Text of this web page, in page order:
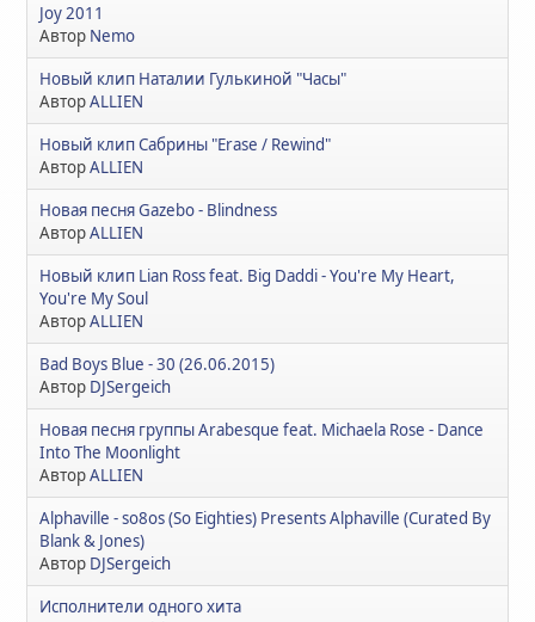
Joy 2011
Автор Nemo
Новый клип Наталии Гулькиной "Часы"
АвторALLIEN
Новый клип Сабрины "Erase / Rewind"
АвторALLIEN
Новая песня Gazebo - Blindness
АвторALLIEN
Новый клип Lian Ross feat. Big Daddi - You're My Heart,
You're My Soul
АвторALLIEN
Bad Boys Blue - 30 (26.06.2015)
Автор DJSergeich
Новая песня группы Arabesque feat. Michaela Rose - Dance
Into The Moonlight
АвторALLIEN
Alphaville - so8os (So Eighties) Presents Alphaville (Curated By
Blank & Jones)
Автор DJSergeich
Исполнители одного хита